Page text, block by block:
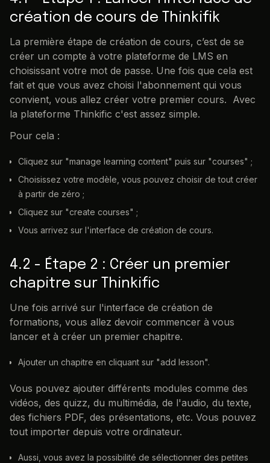
création de cours de Thinkifik
La première étape de création de cours, c’est de se
créer un compte à votre plateforme de LMS en
choisissant votre mot de passe. Une fois que cela est
fait et que vous avez choisi l'abonnement qui vous
convient, vous allez créer votre premier cours. Avec
la plateforme Thinkific c'est assez simple.
Pour cela :
Cliquez sur "manage learning content" puis sur "courses" ;
Choisissez votre modèle, vous pouvez choisir de tout créer
à partir de zéro ;
Cliquez sur "create courses" ;
Vous arrivez sur l'interface de création de cours.
4.2 - Étape 2 : Créer un premier
chapitre sur Thinkific
Une fois arrivé sur l'interface de création de
formations, vous allez devoir commencer à vous
lancer et à créer un premier chapitre.
Ajouter un chapitre en cliquant sur "add lesson".
Vous pouvez ajouter différents modules comme des
vidéos, des quizz, du multimédia, de l'audio, du texte,
des fichiers PDF, des présentations, etc. Vous pouvez
tout importer depuis votre ordinateur.
Aussi, vous avez la possibilité de sélectionner des petites